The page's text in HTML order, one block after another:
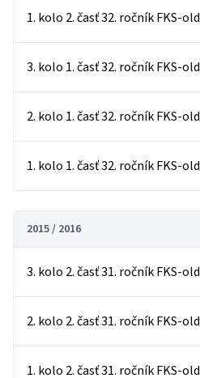
1. kolo 2. časť 32. ročník FKS-old
3. kolo 1. časť 32. ročník FKS-old
2. kolo 1. časť 32. ročník FKS-old
1. kolo 1. časť 32. ročník FKS-old
2015 / 2016
3. kolo 2. časť 31. ročník FKS-old
2. kolo 2. časť 31. ročník FKS-old
1. kolo 2. časť 31. ročník FKS-old